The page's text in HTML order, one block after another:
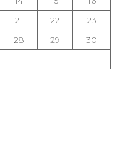
21 22
23
28 29
30